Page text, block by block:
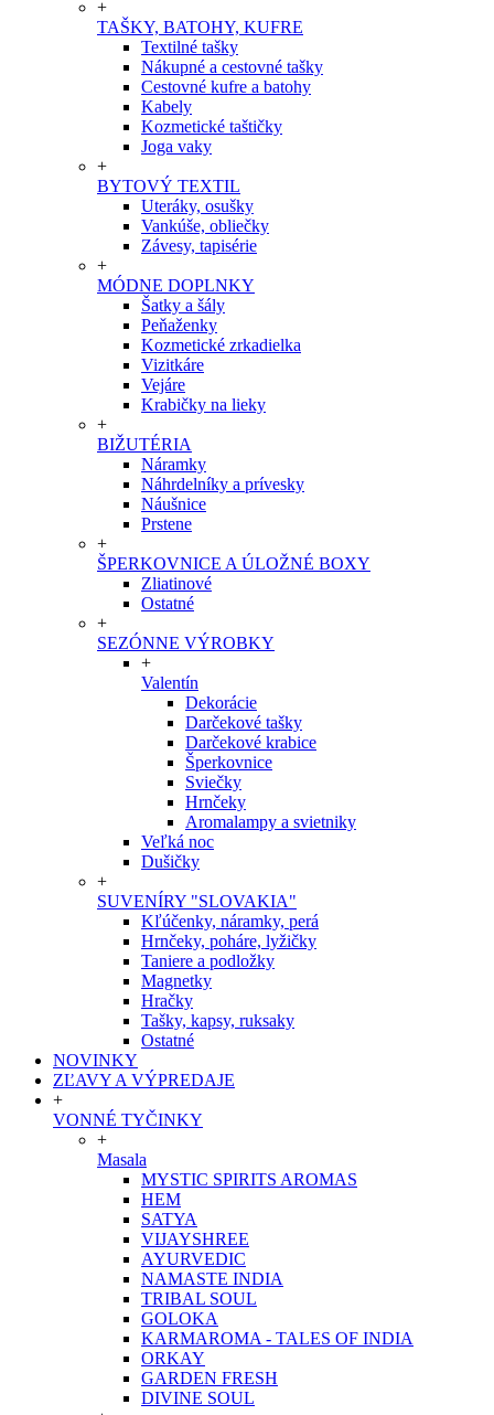
+
TAŠKY, BATOHY, KUFRE
Textilné tašky
Nákupné a cestovné tašky
Cestovné kufre a batohy
Kabely
Kozmetické taštičky
Joga vaky
+
BYTOVÝ TEXTIL
Uteráky, osušky
Vankúše, obliečky
Závesy, tapisérie
+
MÓDNE DOPLNKY
Šatky a šály
Peňaženky
Kozmetické zrkadielka
Vizitkáre
Vejáre
Krabičky na lieky
+
BIŽUTÉRIA
Náramky
Náhrdelníky a prívesky
Náušnice
Prstene
+
ŠPERKOVNICE A ÚLOŽNÉ BOXY
Zliatinové
Ostatné
+
SEZÓNNE VÝROBKY
+
Valentín
Dekorácie
Darčekové tašky
Darčekové krabice
Šperkovnice
Sviečky
Hrnčeky
Aromalampy a svietniky
Veľká noc
Dušičky
+
SUVENÍRY "SLOVAKIA"
Kľúčenky, náramky, perá
Hrnčeky, poháre, lyžičky
Taniere a podložky
Magnetky
Hračky
Tašky, kapsy, ruksaky
Ostatné
NOVINKY
ZĽAVY A VÝPREDAJE
+
VONNÉ TYČINKY
+
Masala
MYSTIC SPIRITS AROMAS
HEM
SATYA
VIJAYSHREE
AYURVEDIC
NAMASTE INDIA
TRIBAL SOUL
GOLOKA
KARMAROMA - TALES OF INDIA
ORKAY
GARDEN FRESH
DIVINE SOUL